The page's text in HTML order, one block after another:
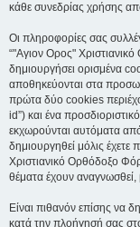
κάθε συνεδρίας χρήσης
Οι πληροφορίες σας
“"Αγιον Ορος"
δημιουργήσει ορισμένα
αποθηκεύονται στα
πρώτα δύο cookies
id”) και ένα
εκχωρούνται αυτόματα
δημιουργηθεί μόλις
Χριστιανικό Ορθόδοξο
θέματα έχουν αναγνωσθεί,
Είναι πιθανόν επίσης να
κατά την πλοήγησή σας